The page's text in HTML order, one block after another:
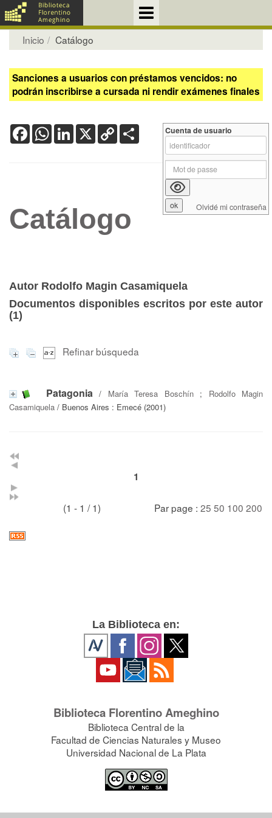
Inicio Catálogo
Sanciones a usuarios con préstamos vencidos: no
podrán inscribirse a cursada ni rendir exámenes finales
FacebookWhatsApp
LinkedIn
X Copy
Link
Catálogo
Autor Rodolfo Magin Casamiquela
Documentos disponibles escritos por este autor
(1)
Refinar búsqueda
Patagonia/ María Teresa Boschín; Rodolfo Magin
Casamiquela / Buenos Aires : Emecé (2001)
1
(1 - 1 / 1) Par page : 25 50 100 200
Cuenta de usuario
Olvidé mi contraseña
La Biblioteca en:
Biblioteca Florentino Ameghino
Biblioteca Central de la
Facultad de Ciencias Naturales y Museo
Universidad Nacional de La Plata